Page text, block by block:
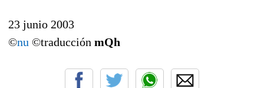
23 junio 2003
©nu ©traducción mQh